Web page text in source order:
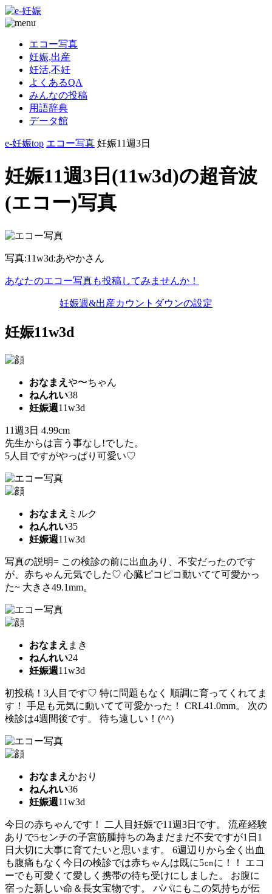
エコー写真
妊娠,出産
妊活,不妊
よくあるQA
みんなの投稿
用語辞典
データ館
e-妊娠top エコー写真 妊娠11週3日
妊娠11週3日(11w3d)の超音波
(エコー)写真
写真:11w3d:あやかさん
あなたのエコー写真も投稿してみませんか！
妊娠週&出産カウントダウンの設定
妊娠11w3d
おなまえ や〜ちゃん
ねんれい38
妊娠週11w3d
11週3日 4.99cm
先生からは言う事なし!でした。
5人目ですがやっぱり可愛い♡
おなまえ ミルク
ねんれい35
妊娠週11w3d
写真の説明= この検診の前に出血あり、不安だったのです
が、赤ちゃん元気でした♡ 心臓ピコピコ動いてて可愛かっ
た~ 大きさ49.1mm。
おなまえ まき
ねんれい24
妊娠週11w3d
初投稿！3人目です♡ 特に問題もなく 順調に育ってくれてま
す！ 手足も元気に動いてて可愛かった！ CRL41.0mm。 次の
検診は4週間後です。 待ち遠しい！(^^)
おなまえ かおり
ねんれい36
妊娠週11w3d
今日の赤ちゃんです！ 二人目妊娠で11週3日です。 流産経験
ありで5センチの子宮筋腫持ちの為まだまだ不安ですが1日1
日大切に大事に育てたいと思います。 6週辺りから全く出血
も腹痛もなく今日の検診では赤ちゃんは既に5㎝に！！ エコ
ーでも可愛くて愛しく携帯の待ち受けにしました。 お腹に
宿った新しい命＆長女宝物です。 パパにもこの気持ちが伝